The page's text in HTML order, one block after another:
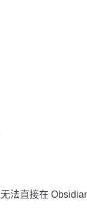
法直接在